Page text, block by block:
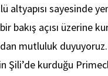
altyapısı sayesinde
bir bakış açısı
mutluluk
Şili’de kurduğu